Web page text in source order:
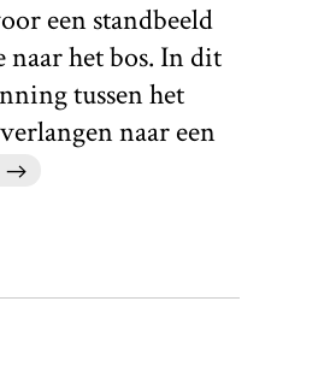
een standbeeld
naar het bos. In dit
tussen het
naar een